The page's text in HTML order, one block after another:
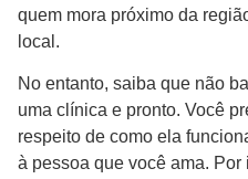
quem mora próximo da
local.
No entanto, saiba que não
uma clínica e pronto. Você
respeito de como ela
à pessoa que você ama.